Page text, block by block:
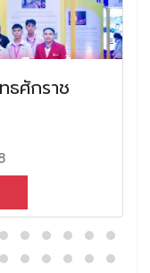
ศักราช